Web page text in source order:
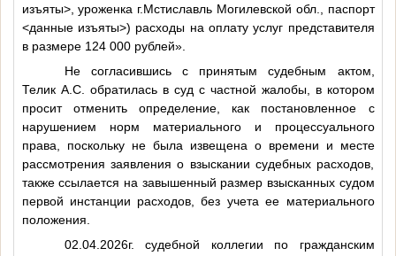
изъяты>, уроженка г.Мстиславль Могилевской обл., паспорт
<данные изъяты>) расходы на оплату услуг представителя
в размере 124 000 рублей».
Не согласившись с принятым судебным актом,
Телик А.С. обратилась в суд с частной жалобы, в котором
просит отменить определение, как постановленное с
нарушением норм материального и процессуального
права, поскольку не была извещена о времени и месте
рассмотрения заявления о взыскании судебных расходов,
также ссылается на завышенный размер взысканных судом
первой инстанции расходов, без учета ее материального
положения.
02.04.2026г. судебной коллегии по гражданским